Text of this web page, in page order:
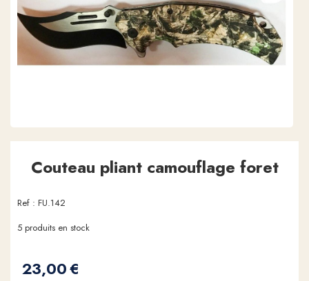
Couteau pliant camouflage foret
Ref : FU.142
23,00€
5 produits en stock